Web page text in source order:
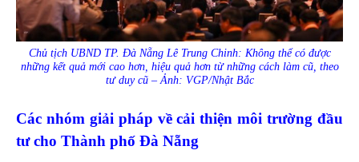
Chủ tịch UBND TP. Đà Nẵng Lê Trung Chinh: Không thể có được
những kết quả mới cao hơn, hiệu quả hơn từ những cách làm cũ, theo
tư duy cũ – Ảnh: VGP/Nhật Bắc
Các nhóm giải pháp về cải thiện môi trường đầu
tư cho Thành phố Đà Nẵng